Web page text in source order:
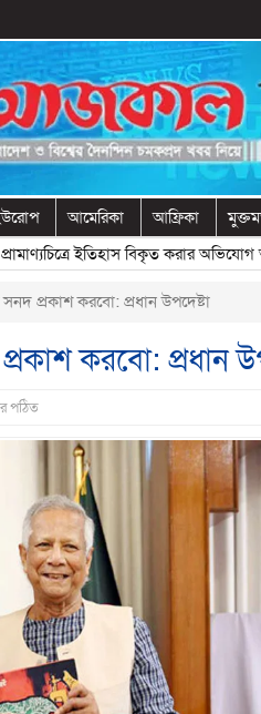
আমেরিকা আফ্রিকা
ইতিহাস বিকৃত করার অভিযোগ
সনদ প্রকাশ করবো: প্রধান উপদেষ্টা
করবো: প্রধান
পঠিত